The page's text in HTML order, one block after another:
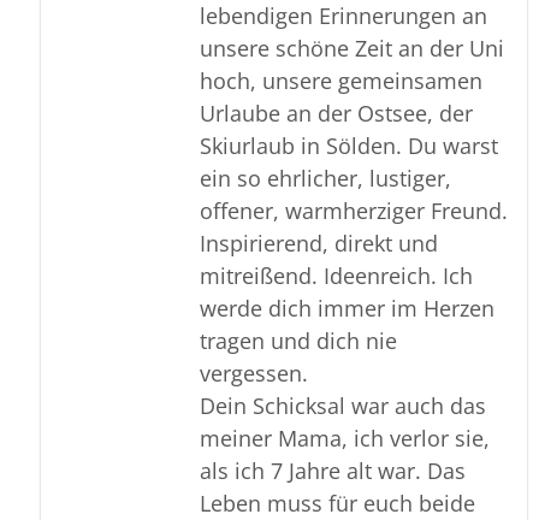
lebendigen Erinnerungen an
unsere schöne Zeit an der Uni
hoch, unsere gemeinsamen
Urlaube an der Ostsee, der
Skiurlaub in Sölden. Du warst
ein so ehrlicher, lustiger,
offener, warmherziger Freund.
Inspirierend, direkt und
mitreißend. Ideenreich. Ich
werde dich immer im Herzen
tragen und dich nie
vergessen.
Dein Schicksal war auch das
meiner Mama, ich verlor sie,
als ich 7 Jahre alt war. Das
Leben muss für euch beide